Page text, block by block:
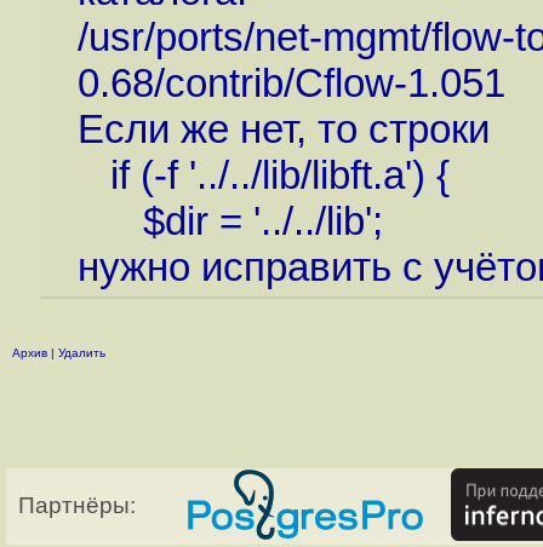
/usr/ports/net-mgmt/flow-
0.68/contrib/Cflow-1.051
Если же нет, то строки
if (-f '../../lib/libft.a') {
$dir = '../../lib';
нужно исправить с
Архив | Удалить
Партнёры: